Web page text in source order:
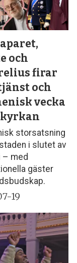
och
firar
och
vecka
storsatsning
i slutet av
– med
gäster
19